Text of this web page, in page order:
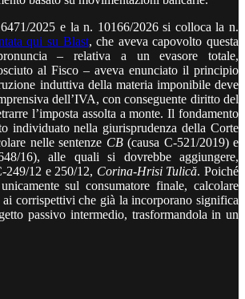
2025 e la n. 10166/2026 si colloca la n.
qui su Blast, che aveva capovolto questa
– relativa a un evasore totale,
al Fisco – aveva enunciato il principio
induttiva della materia imponibile deve
dell’IVA, con conseguente diritto del
l’imposta assolta a monte. Il fondamento
individuato nella giurisprudenza della Corte
nelle sentenze CB(causa C-521/2019) e
16), alle quali si dovrebbe aggiungere,
249/12 e 250/12, Corina-Hrisi Tulică. Poiché
sul consumatore finale, calcolare
ai corrispettivi che già la incorporano significa
passivo intermedio, trasformandola in un